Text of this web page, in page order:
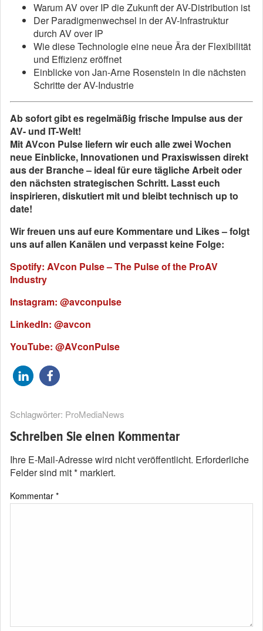
Warum AV over IP die Zukunft der AV-Distribution ist
Der Paradigmenwechsel in der AV-Infrastruktur
durch AV over IP
Wie diese Technologie eine neue Ära der Flexibilität
und Effizienz eröffnet
Einblicke von Jan-Arne Rosenstein in die nächsten
Schritte der AV-Industrie
Ab sofort gibt es regelmäßig frische Impulse aus der
AV- und IT-Welt!
Mit AVcon Pulse liefern wir euch alle zwei Wochen
neue Einblicke, Innovationen und Praxiswissen direkt
aus der Branche – ideal für eure tägliche Arbeit oder
den nächsten strategischen Schritt. Lasst euch
inspirieren, diskutiert mit und bleibt technisch up to
date!
Wir freuen uns auf eure Kommentare und Likes – folgt
uns auf allen Kanälen und verpasst keine Folge:
Spotify: AVcon Pulse – The Pulse of the ProAV
Industry
Instagram: @avconpulse
LinkedIn: @avcon
YouTube: @AVconPulse
Schlagwörter: ProMediaNews
Schreiben Sie einen Kommentar
Ihre E-Mail-Adresse wird nicht veröffentlicht. Erforderliche
Felder sind mit* markiert.
Kommentar *